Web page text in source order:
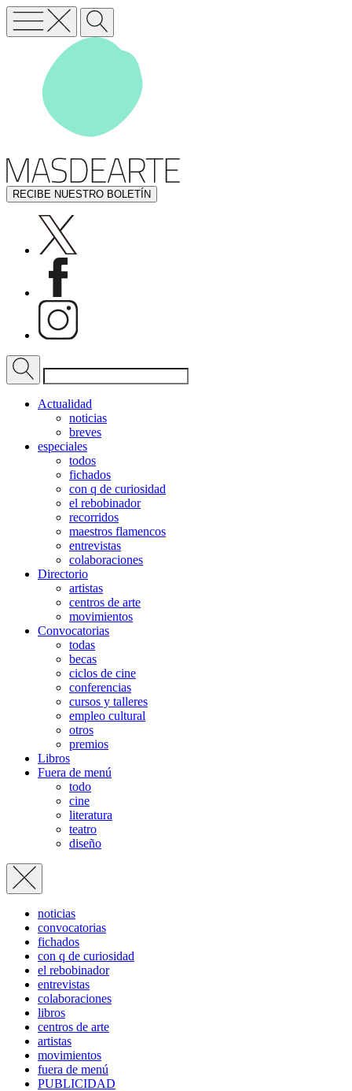
RECIBE NUESTRO BOLETÍN
Actualidad
noticias
breves
especiales
todos
fichados
con q de curiosidad
el rebobinador
recorridos
maestros flamencos
entrevistas
colaboraciones
Directorio
artistas
centros de arte
movimientos
Convocatorias
todas
becas
ciclos de cine
conferencias
cursos y talleres
empleo cultural
otros
premios
Libros
Fuera de menú
todo
cine
literatura
teatro
diseño
noticias
convocatorias
fichados
con q de curiosidad
el rebobinador
entrevistas
colaboraciones
libros
centros de arte
artistas
movimientos
fuera de menú
PUBLICIDAD